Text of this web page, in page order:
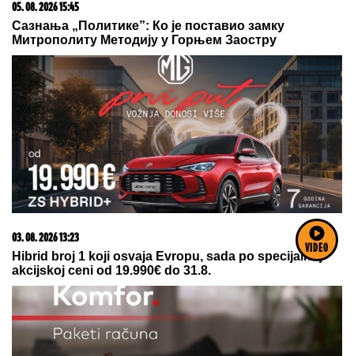
VIDEO
05. 08. 2026 15:45
Сазнања „Политике”: Ко је поставио замку
Митрополиту Методију у Горњем Заостру
03. 08. 2026 13:23
Hibrid broj 1 koji osvaja Evropu, sada po specijalnoj
akcijskoj ceni od 19.990€ do 31.8.